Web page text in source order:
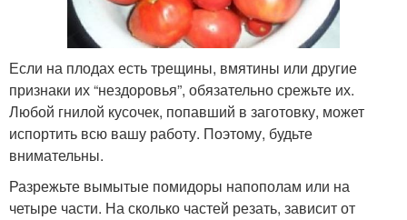
Если на плодах есть трещины, вмятины или другие
признаки их “нездоровья”, обязательно срежьте их.
Любой гнилой кусочек, попавший в заготовку, может
испортить всю вашу работу. Поэтому, будьте
внимательны.
Разрежьте вымытые помидоры напополам или на
четыре части. На сколько частей резать, зависит от